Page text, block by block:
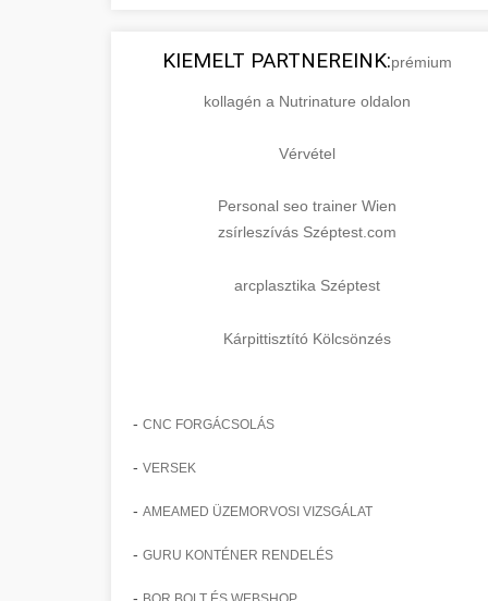
KIEMELT PARTNEREINK:prémium
kollagén a Nutrinature oldalon
Vérvétel
Personal seo trainer Wien
zsírleszívás Széptest.com
arcplasztika Széptest
Kárpittisztító Kölcsönzés
- CNC FORGÁCSOLÁS
- VERSEK
- AMEAMED ÜZEMORVOSI VIZSGÁLAT
- GURU KONTÉNER RENDELÉS